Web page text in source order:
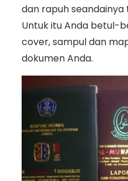
dan rapuh
Untuk itu Anda betul-
cover, sampul dan
dokumen Anda.